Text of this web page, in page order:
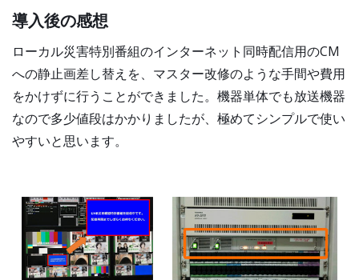
導入後の感想
ローカル災害特別番組のインターネット同時配信用のCM
への静止画差し替えを、マスター改修のような手間や費用
をかけずに行うことができました。機器単体でも放送機器
なので多少値段はかかりましたが、極めてシンプルで使い
やすいと思います。